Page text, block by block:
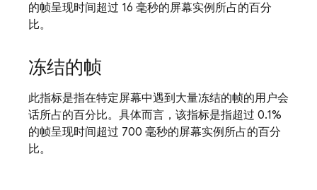
的帧呈现时间超过 16 毫秒的屏幕实例所占的百分
比。
冻结的帧
此指标是指在特定屏幕中遇到大量冻结的帧的用户会
话所占的百分比。具体而言，该指标是指超过 0.1%
的帧呈现时间超过 700 毫秒的屏幕实例所占的百分
比。